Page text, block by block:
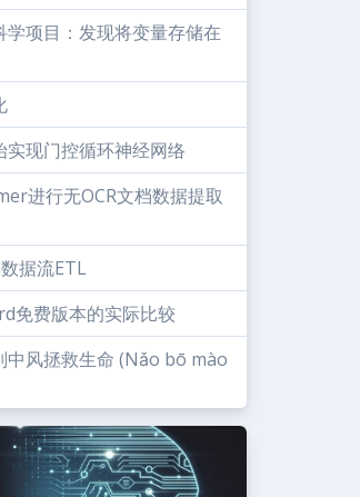
学项目：发现将变量存储在
实现门控循环神经网络
进行无OCR文档数据提取
据流ETL
免费版本的实际比较
中风拯救生命 (Nǎo bō mào